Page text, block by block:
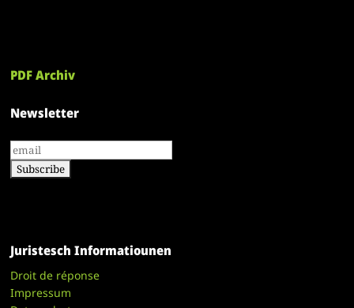
PDF Archiv
Newsletter
Juristesch Informatiounen
Droit de réponse
Impressum